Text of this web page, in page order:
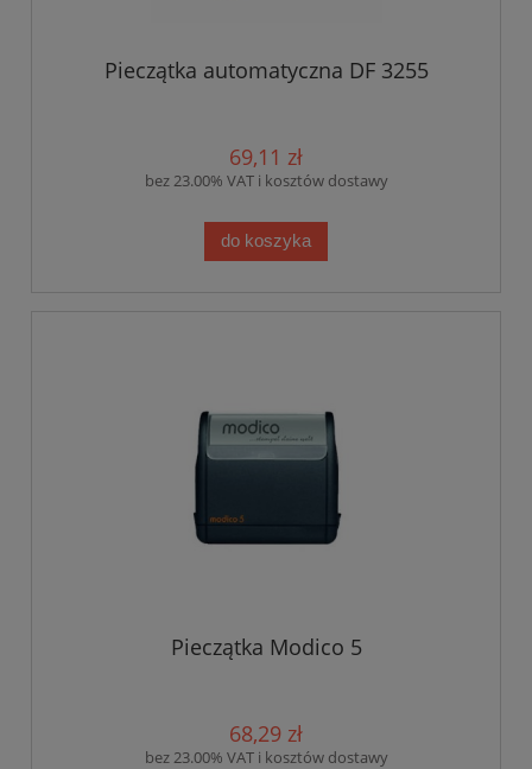
Pieczątka automatyczna DF 3255
69,11 zł
bez 23.00% VAT i kosztów dostawy
do koszyka
Pieczątka Modico 5
68,29 zł
bez 23.00% VAT i kosztów dostawy